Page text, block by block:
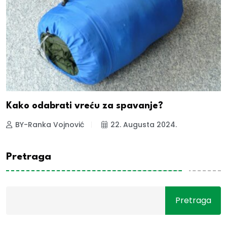
Kako odabrati vreću za spavanje?
BY-Ranka Vojnović 22. Augusta 2024.
Pretraga
Pretraga